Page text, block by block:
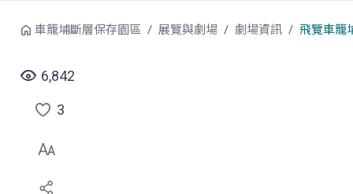
車籠埔斷層保存園區 展覽與劇場 劇場資訊 飛覽車籠
6,842
點
選
喜
3